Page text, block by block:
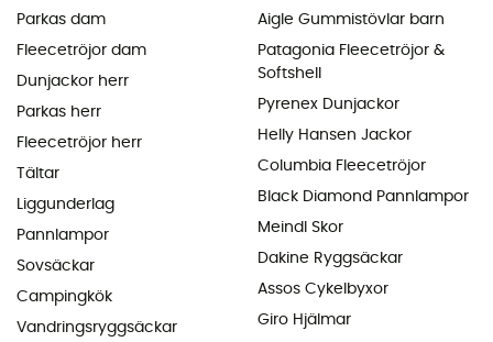
Parkas dam
Fleecetröjor dam
Dunjackor herr
Parkas herr
Fleecetröjor herr
Tältar
Liggunderlag
Pannlampor
Sovsäckar
Campingkök
Vandringsryggsäckar
Aigle Gummistövlar barn
Patagonia Fleecetröjor &
Softshell
Pyrenex Dunjackor
Helly Hansen Jackor
Columbia Fleecetröjor
Black Diamond Pannlampor
Meindl Skor
Dakine Ryggsäckar
Assos Cykelbyxor
Giro Hjälmar